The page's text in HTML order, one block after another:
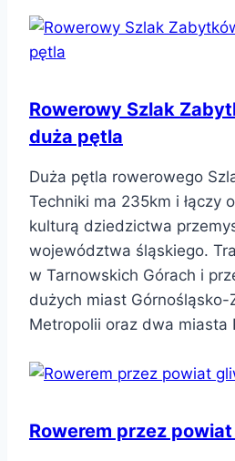
Rowerowy Szlak
duża pętla
Duża pętla rowerowego
Techniki ma 235km i łączy
kulturą dziedzictwa
województwa śląskiego.
w Tarnowskich Górach i
dużych miast Górnośląsko-
Metropolii oraz dwa miasta
Rowerem przez